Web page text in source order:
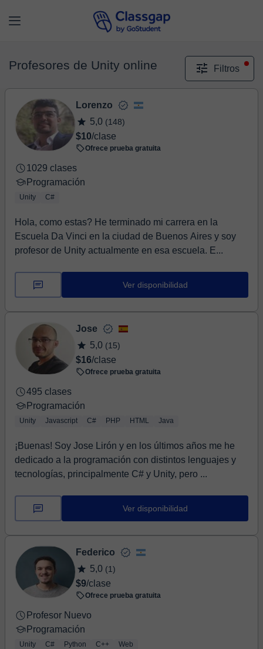
Profesores de Unity online Filtros
Lorenzo
5,0 (148)
$10/clase
Ofrece prueba gratuita
1029 clases
Programación
Unity C#
Hola, como estas? He terminado mi carrera en la
Escuela Da Vinci en la ciudad de Buenos Aires y soy
profesor de Unity actualmente en esa escuela. E...
Ver disponibilidad
Jose
5,0 (15)
$16/clase
Ofrece prueba gratuita
495 clases
Programación
Unity Javascript C# PHP HTML Java
¡Buenas! Soy Jose Lirón y en los últimos años me he
dedicado a la programación con distintos lenguajes y
tecnologías, principalmente C# y Unity, pero ...
Ver disponibilidad
Federico
5,0 (1)
$9/clase
Ofrece prueba gratuita
Profesor Nuevo
Programación
Unity C# Python C++ Web